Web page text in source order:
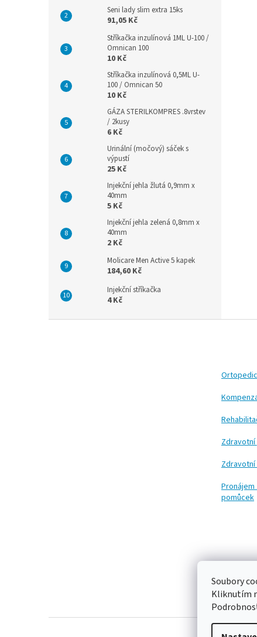
Soubory
Kliknutím
Seni lady slim extra 15ks
91,05 Kč
Stříkačka inzulínová 1ML U-100 /
Omnican 100
10 Kč
Stříkačka inzulínová 0,5ML U-
100 / Omnican 50
10 Kč
GÁZA STERILKOMPRES .8vrstev
/ 2kusy
6 Kč
Urinální (močový) sáček s
výpustí
25 Kč
Injekční jehla žlutá 0,9mm x
40mm
5 Kč
Injekční jehla zelená 0,8mm x
40mm
2 Kč
Molicare Men Active 5 kapek
184,60 Kč
Injekční stříkačka
4 Kč
Zdravotní
pomůcek